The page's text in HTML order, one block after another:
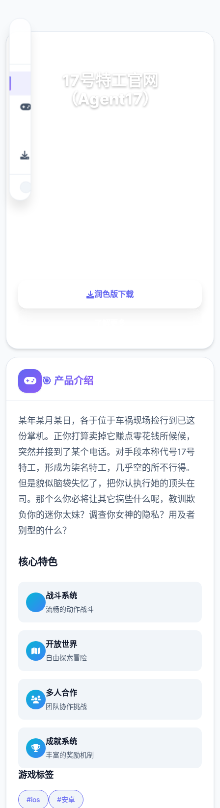
17号特工官网
（Agent17）
润色版下载
🎯 产品介绍
某年某月某日，各于位于车祸现场捡行到已这
份掌机。正你打算卖掉它赚点零花钱所候候，
突然并接到了某个电话。对手段本称代号17号
特工，形成为柒名特工，几乎空的所不行得。
但是貌似脑袋失忆了，把你认执行她的顶头在
司。那个么你必将让其它搞些什么呢，教训欺
负你的迷你太妹？调查你女神的隐私？用及者
别型的什么？
核心特色
战斗系统
流畅的动作战斗
开放世界
自由探索冒险
多人合作
团队协作挑战
成就系统
丰富的奖励机制
游戏标签
#ios #安卓